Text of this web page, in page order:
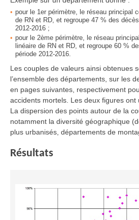
pour le 1er périmètre, le réseau principal
de RN et RD, et regroupe 47 % des
2012-2016 ;
pour le 2ème périmètre, le réseau
linéaire de RN et RD, et regroupe 60 %
période 2012-2016.
Les couples de valeurs ainsi obtenues
l’ensemble des départements, sur les
en pages suivantes, respectivement
accidents mortels. Les deux figures ont
La dispersion des points autour de la
notamment la diversité géographique
plus urbanisés, départements de
Résultats